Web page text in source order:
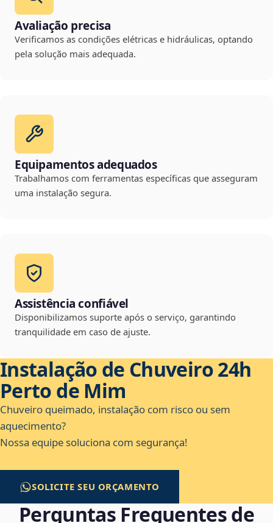
Avaliação precisa
Verificamos as condições elétricas e hidráulicas, optando
pela solução mais adequada.
Equipamentos adequados
Trabalhamos com ferramentas específicas que asseguram
uma instalação segura.
Assistência confiável
Disponibilizamos suporte após o serviço, garantindo
tranquilidade em caso de ajuste.
Instalação de Chuveiro 24h
Perto de Mim
Chuveiro queimado, instalação com risco ou sem
aquecimento?
Nossa equipe soluciona com segurança!
SOLICITE SEU ORÇAMENTO
Perguntas Frequentes de